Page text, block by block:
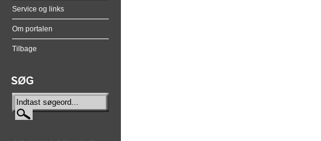
Service og links
Om portalen
Tilbage